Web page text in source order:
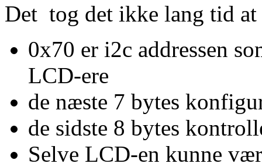
Det tog det ikke lang tid
0x70 er i2c addressen
LCD-ere
de næste 7 bytes
de sidste 8 bytes
Selve LCD-en kunne